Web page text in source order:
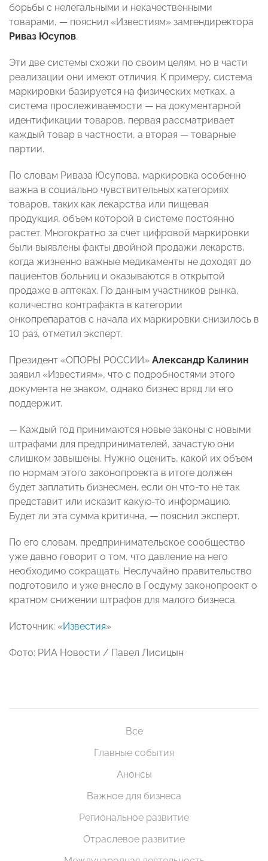
борьбы с нелегальными и некачественными
товарами, — пояснил «Известиям» замгендиректора
Риваз Юсупов.
Эти две системы схожи по своим целям, но в части
реализации они имеют отличия. К примеру, система
маркировки базируется на физических метках, а
система прослеживаемости — на документарной
идентификации товаров, первая рассматривает
каждый товар в частности, а вторая — товарные
партии.
По словам Риваза Юсупова, маркировка особенно
важна в социально чувствительных категориях
товаров, таких как лекарства или пищевая
продукция, объем которой в системе постоянно
растет. Многократно за счет цифровой маркировки
были выявлены факты двойной продажи лекарств,
когда жизненно важные медикаменты не доходят до
пациентов больниц и оказываются в открытой
продаже в аптеках. По данным участников рынка,
количество контрафакта в категории
онкопрепаратов с начала их маркировки снизилось в
10 раз, отметил эксперт.
Президент «ОПОРЫ РОССИИ» Александр Калинин
заявил «Известиям», что с подробностями этого
документа не знаком, однако бизнес вряд ли его
поддержит.
— Каждый год принимаются новые законы с новыми
штрафами для предпринимателей, зачастую они
слишком завышены. Нужно оценить, какой их объем
по нормам этого законопроекта в итоге должен
будет заплатить бизнесмен, если он что-то не так
представит или исказит какую-то информацию.
Будет ли эта сумма критична, — пояснил эксперт.
По его словам, предпринимательское сообщество
уже давно говорит о том, что давление на него
необходимо сокращать. Неслучайно правительство
подготовило и уже внесло в Госдуму законопроект о
кратном снижении штрафов для малого бизнеса.
Источник: «Известия»
Фото: РИА Новости / Павел Лисицын
Все
Главные события
Анонсы
Важное для бизнеса
Региональное развитие
Отраслевое развитие